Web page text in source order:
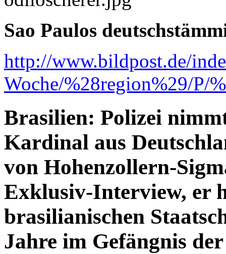
Sao Paulos
http://www.bildpost.de/
Woche/%28region%29/P/
Brasilien: Polizei
Kardinal aus
von Hohenzollern-
Exklusiv-Interview, er
brasilianischen
Jahre im Gefängnis